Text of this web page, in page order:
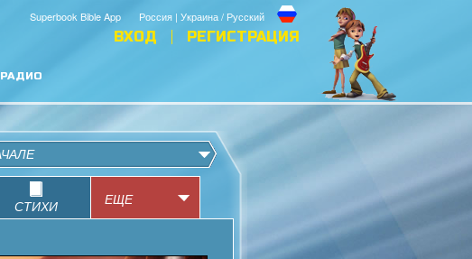
Россия | Украина / Русский
Superbook Bible App
ВХОД РЕГИСТРАЦИЯ
РАДИО